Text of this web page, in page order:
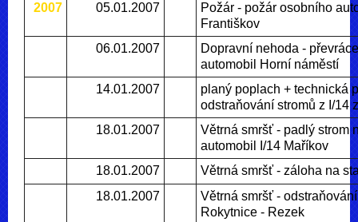
2007 05.01.2007
Požár - požár osobního
Františkov
06.01.2007
Dopravní nehoda -
automobil Horní náměstí
14.01.2007
planý poplach + technická
odstraňování stromů z I/14
18.01.2007
Větrná smršť - padlý strom
automobil I/14 Maříkov
18.01.2007
Větrná smršť - záloha na
18.01.2007
Větrná smršť -
Rokytnice - Rezek